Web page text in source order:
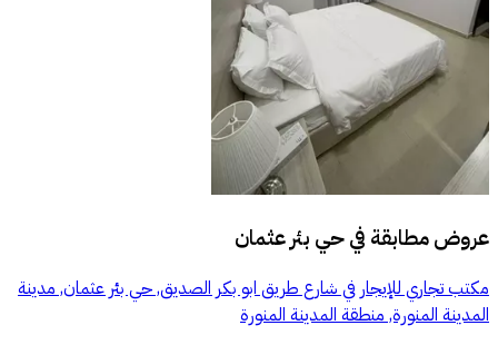
عروض مطابقة فيحي بئر عثمان
مكتب تجاري للإيجار في شارع طريق ابو بكر الصديق, حي بئر عثمان, مدينة
المدينة المنورة, منطقة المدينة المنورة